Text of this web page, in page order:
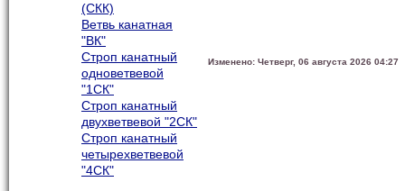
(СКК)
Ветвь канатная
"ВК"
Строп канатный
одноветвевой
"1СК"
Строп канатный
двухветвевой "2СК"
Строп канатный
четырехветвевой
"4СК"
Изменено: Четверг, 06 августа 2026 04:27